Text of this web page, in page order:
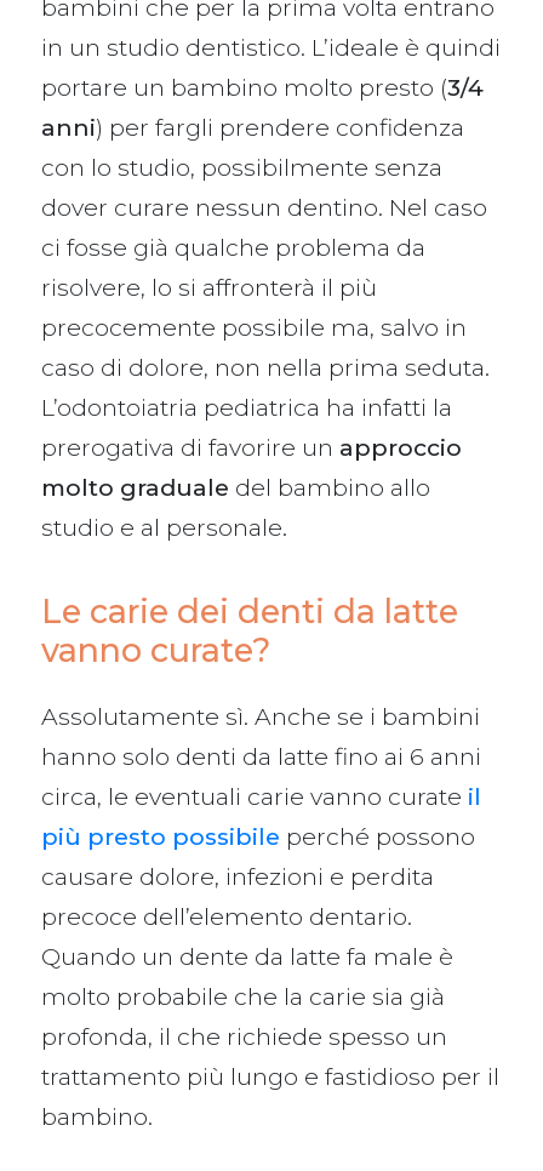
bambini che per la prima volta entrano
in un studio dentistico. L’ideale è quindi
portare un bambino molto presto (3/4
anni) per fargli prendere confidenza
con lo studio, possibilmente senza
dover curare nessun dentino. Nel caso
ci fosse già qualche problema da
risolvere, lo si affronterà il più
precocemente possibile ma, salvo in
caso di dolore, non nella prima seduta.
L’odontoiatria pediatrica ha infatti la
prerogativa di favorire un approccio
molto graduale del bambino allo
studio e al personale.
Le carie dei denti da latte
vanno curate?
Assolutamente sì. Anche se i bambini
hanno solo denti da latte fino ai 6 anni
circa, le eventuali carie vanno curate il
più presto possibile perché possono
causare dolore, infezioni e perdita
precoce dell’elemento dentario.
Quando un dente da latte fa male è
molto probabile che la carie sia già
profonda, il che richiede spesso un
trattamento più lungo e fastidioso per il
bambino.